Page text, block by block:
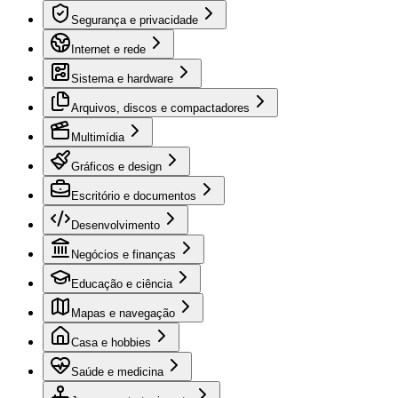
Segurança e privacidade
Internet e rede
Sistema e hardware
Arquivos, discos e compactadores
Multimídia
Gráficos e design
Escritório e documentos
Desenvolvimento
Negócios e finanças
Educação e ciência
Mapas e navegação
Casa e hobbies
Saúde e medicina